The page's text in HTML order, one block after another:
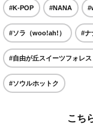
#K-POP #NANA
#ソラ（woo!ah!） #ナ
#自由が丘スイーツフォレス
#ソウルホットク
こち